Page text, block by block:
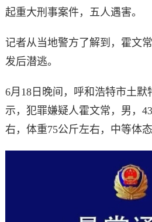
起重大刑事案件，五人遇害。
记者从当地警方了解到，霍文
发后潜逃。
6月18日晚间，呼和浩特市土
示，犯罪嫌疑人霍文常，男，
右，体重75公斤左右，中等体态